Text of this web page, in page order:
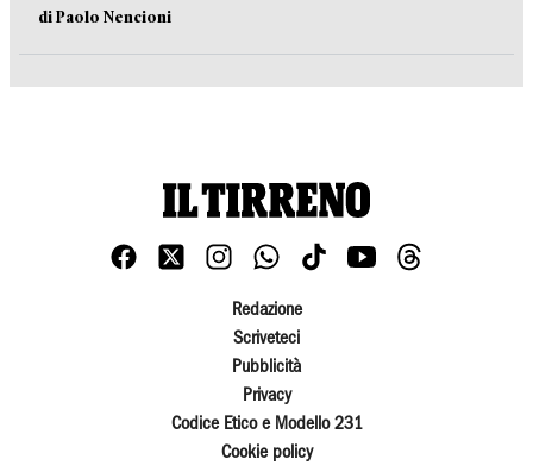
di Paolo Nencioni
Redazione
Scriveteci
Pubblicità
Privacy
Codice Etico e Modello 231
Cookie policy